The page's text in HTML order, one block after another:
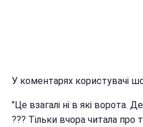
У коментарях користувачі
"Це взагалі ні в які ворота.
??? Тільки вчора читала про